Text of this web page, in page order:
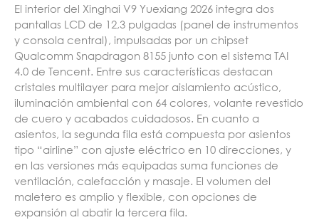
El interior del Xinghai V9 Yuexiang 2026 integra dos
pantallas LCD de 12,3 pulgadas (panel de instrumentos
y consola central), impulsadas por un chipset
Qualcomm Snapdragon 8155 junto con el sistema TAI
4.0 de Tencent. Entre sus características destacan
cristales multilayer para mejor aislamiento acústico,
iluminación ambiental con 64 colores, volante revestido
de cuero y acabados cuidadosos. En cuanto a
asientos, la segunda fila está compuesta por asientos
tipo “airline” con ajuste eléctrico en 10 direcciones, y
en las versiones más equipadas suma funciones de
ventilación, calefacción y masaje. El volumen del
maletero es amplio y flexible, con opciones de
expansión al abatir la tercera fila.